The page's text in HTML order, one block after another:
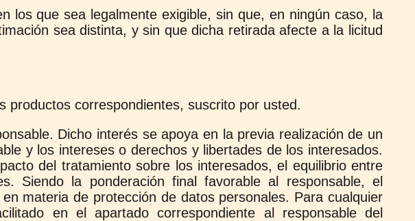
los que sea legalmente exigible, sin que, en ningún caso, la
sea distinta, y sin que dicha retirada afecte a la licitud
productos correspondientes, suscrito por usted.
Dicho interés se apoya en la previa realización de un
y los intereses o derechos y libertades de los interesados.
del tratamiento sobre los interesados, el equilibrio entre
Siendo la ponderación final favorable al responsable, el
materia de protección de datos personales. Para cualquier
en el apartado correspondiente al responsable del